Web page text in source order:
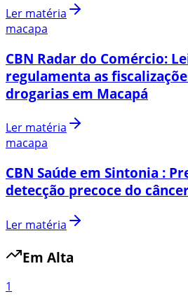
Ler matéria
macapa
CBN Radar do Comércio:
regulamenta as
drogarias em Macapá
Ler matéria
macapa
CBN Saúde em Sintonia :
detecção precoce do
Ler matéria
Em Alta
1